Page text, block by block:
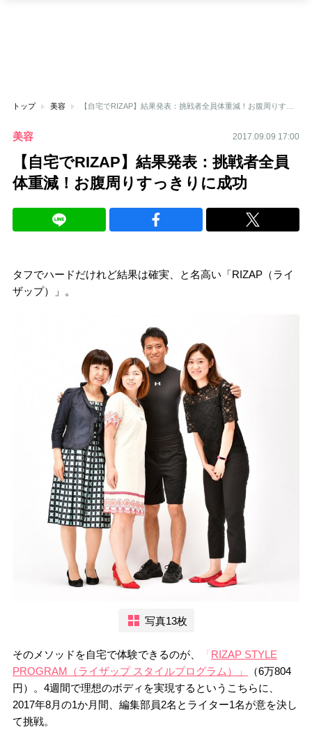
トップ 美容
美容 2017.09.09 17:00
【自宅でRIZAP】結果発表：挑戦者全員
体重減！お腹周りすっきりに成功
タフでハードだけれど結果は確実、と名高い「RIZAP（ライ
ザップ）」。
写真13枚
そのメソッドを自宅で体験できるのが、 「RIZAP STYLE
PROGRAM（ライザップ スタイルプログラム）」
（6万804
円）。4週間で理想のボディを実現するというこちらに、
2017年8月の1か月間、編集部員2名とライター1名が意を決し
て挑戦。